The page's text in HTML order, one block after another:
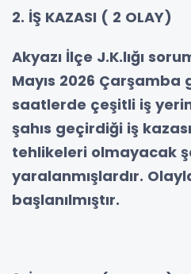
2. İŞ KAZASI ( 2 OLAY)
Akyazı İlçe J.K.lığı
Mayıs 2026 Çarşamba
saatlerde çeşitli iş
şahıs geçirdiği iş
tehlikeleri olmayacak
yaralanmışlardır.
başlanılmıştır.